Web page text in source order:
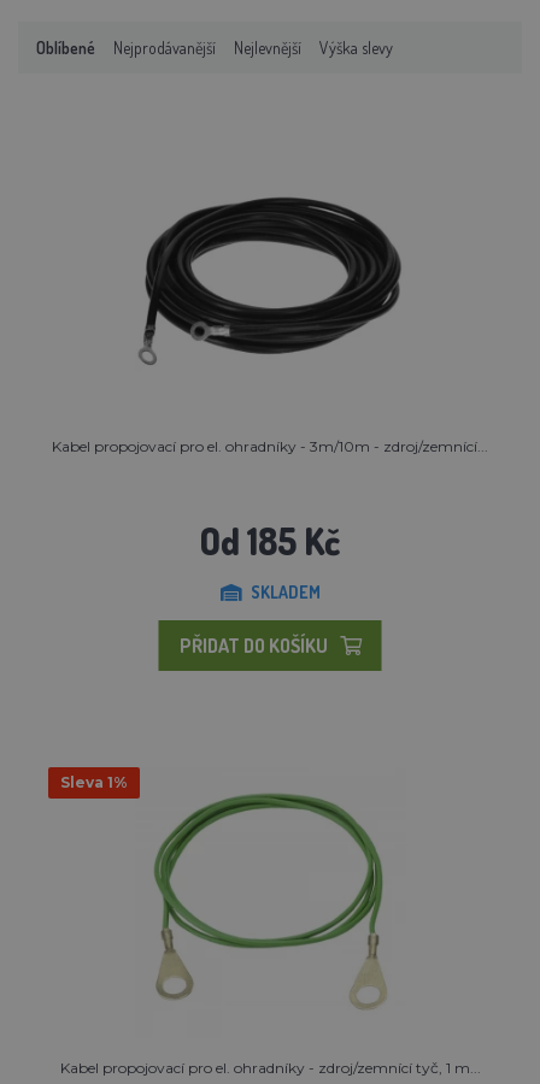
Oblíbené Nejprodávanější Nejlevnější Výška slevy
Kabel propojovací pro el. ohradníky - 3m/10m - zdroj/zemnící...
Od 185 Kč
SKLADEM
PŘIDAT DO KOŠÍKU
Sleva 1%
Kabel propojovací pro el. ohradníky - zdroj/zemnící tyč, 1 m...